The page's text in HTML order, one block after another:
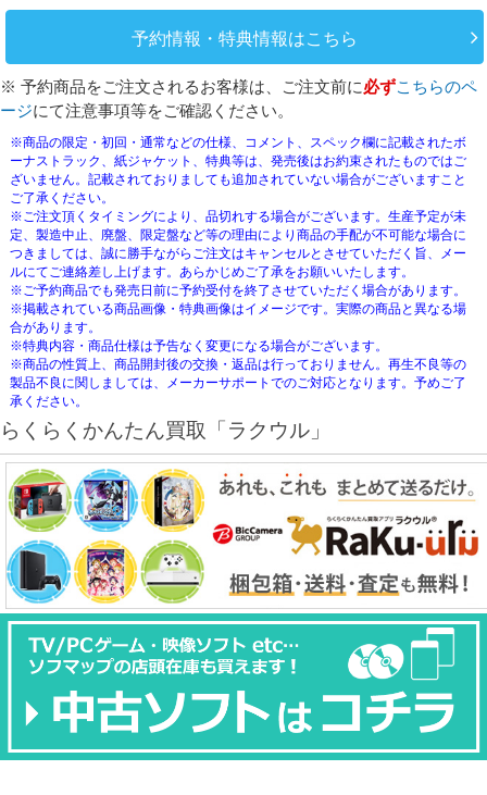
予約情報・特典情報はこちら
※ 予約商品をご注文されるお客様は、ご注文前に必ずこちらのペ
ージにて注意事項等をご確認ください。
※商品の限定・初回・通常などの仕様、コメント、スペック欄に記載されたボ
ーナストラック、紙ジャケット、特典等は、発売後はお約束されたものではご
ざいません。記載されておりましても追加されていない場合がございますこと
ご了承ください。
※ご注文頂くタイミングにより、品切れする場合がございます。生産予定が未
定、製造中止、廃盤、限定盤など等の理由により商品の手配が不可能な場合に
つきましては、誠に勝手ながらご注文はキャンセルとさせていただく旨、メー
ルにてご連絡差し上げます。あらかじめご了承をお願いいたします。
※ご予約商品でも発売日前に予約受付を終了させていただく場合があります。
※掲載されている商品画像・特典画像はイメージです。実際の商品と異なる場
合があります。
※特典内容・商品仕様は予告なく変更になる場合がございます。
※商品の性質上、商品開封後の交換・返品は行っておりません。再生不良等の
製品不良に関しましては、メーカーサポートでのご対応となります。予めご了
承ください。
らくらくかんたん買取「ラクウル」